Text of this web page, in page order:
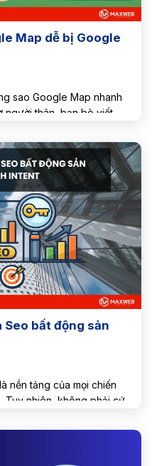
Map dễ bị Google
sao Google Map nhanh
người thân, bạn bè viết
bất động sản
nền tảng của mọi chiến
Tuy nhiên, không phải cứ